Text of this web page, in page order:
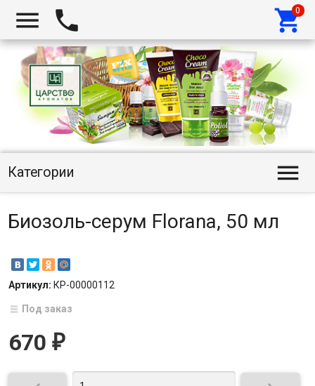
  
Категории 
Биозоль-серум Florana, 50 мл
Артикул: КР-00000112
Под заказ
670 ₽